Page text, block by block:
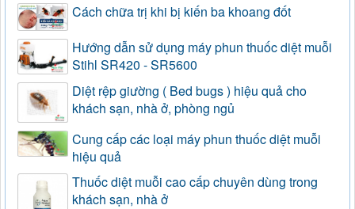
Cách chữa trị khi bị kiến ba khoang đốt
Hướng dẫn sử dụng máy phun thuốc diệt muỗi
Stihl SR420 - SR5600
Diệt rệp giường ( Bed bugs ) hiệu quả cho
khách sạn, nhà ở, phòng ngủ
Cung cấp các loại máy phun thuốc diệt muỗi
hiệu quả
Thuốc diệt muỗi cao cấp chuyên dùng trong
khách sạn, nhà ở